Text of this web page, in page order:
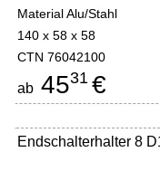
Material Alu/Stahl
140 x 58 x 58
CTN 76042100
ab 4531 €
Endschalterhalter 8